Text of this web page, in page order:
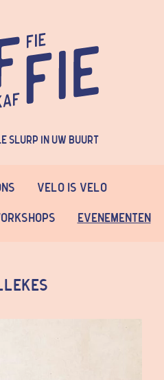
slurp in uw buurt
Velo is Velo
Evenementen